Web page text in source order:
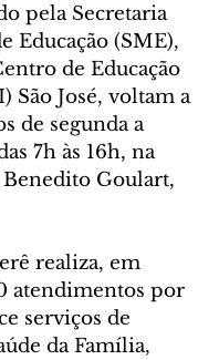
pela Secretaria
Educação (SME),
de Educação
São José, voltam a
de segunda a
7h às 16h, na
Benedito Goulart,
realiza, em
atendimentos por
serviços de
da Família,